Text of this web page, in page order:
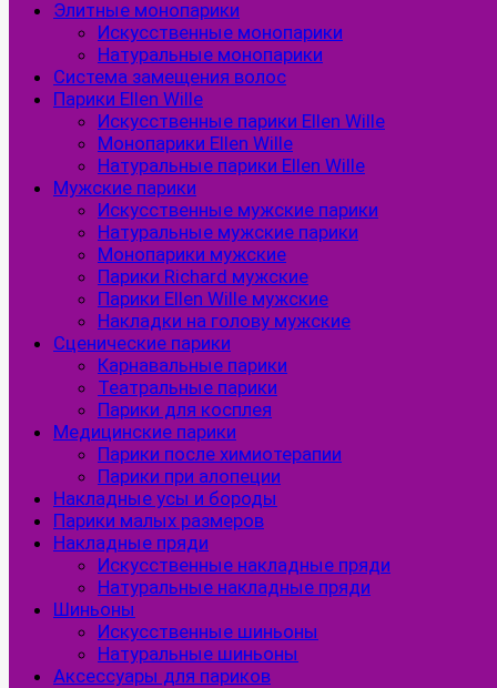
Элитные монопарики
Искусственные монопарики
Натуральные монопарики
Система замещения волос
Парики Ellen Wille
Искусственные парики Ellen Wille
Монопарики Ellen Wille
Натуральные парики Ellen Wille
Мужские парики
Искусственные мужские парики
Натуральные мужские парики
Монопарики мужские
Парики Richard мужские
Парики Ellen Wille мужские
Накладки на голову мужские
Сценические парики
Карнавальные парики
Театральные парики
Парики для косплея
Медицинские парики
Парики после химиотерапии
Парики при алопеции
Накладные усы и бороды
Парики малых размеров
Накладные пряди
Искусственные накладные пряди
Натуральные накладные пряди
Шиньоны
Искусственные шиньоны
Натуральные шиньоны
Аксессуары для париков